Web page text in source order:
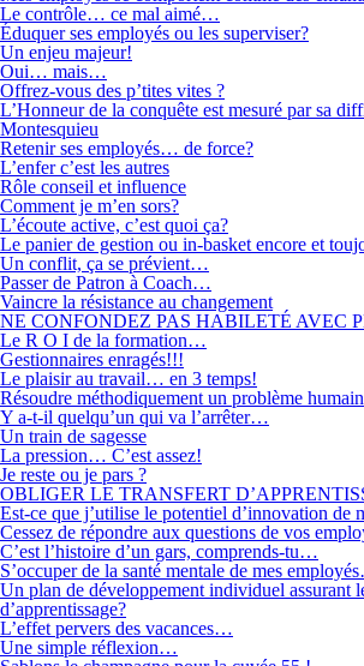
Le contrôle… ce mal aimé…
Éduquer ses employés ou les superviser?
Un enjeu majeur!
Oui… mais…
Offrez-vous des p’tites vites ?
L’Honneur de la conquête est mesuré par sa
Montesquieu
Retenir ses employés… de force?
L’enfer c’est les autres
Rôle conseil et influence
Comment je m’en sors?
L’écoute active, c’est quoi ça?
Le panier de gestion ou in-basket encore et
Un conflit, ça se prévient…
Passer de Patron à Coach…
Vaincre la résistance au changement
NE CONFONDEZ PAS HABILETÉ AVEC
Le R O I de la formation…
Gestionnaires enragés!!!
Le plaisir au travail… en 3 temps!
Résoudre méthodiquement un problème humain
Y a-t-il quelqu’un qui va l’arrêter…
Un train de sagesse
La pression… C’est assez!
Je reste ou je pars ?
OBLIGER LE TRANSFERT
Est-ce que j’utilise le potentiel d’innovation de
Cessez de répondre aux questions de vos
C’est l’histoire d’un gars, comprends-tu…
S’occuper de la santé mentale de mes
Un plan de développement individuel assurant
d’apprentissage?
L’effet pervers des vacances…
Une simple réflexion…